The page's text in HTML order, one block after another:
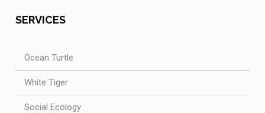
SERVICES
Ocean Turtle
White Tiger
Social Ecology